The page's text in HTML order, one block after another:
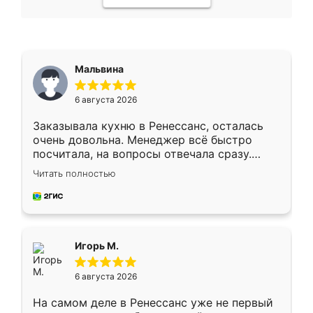
Мальвина
6 августа 2026
Заказывала кухню в Ренессанс, осталась
очень довольна. Менеджер всё быстро
посчитала, на вопросы отвечала сразу.
Замерщик приехал в субботу, подошёл к
делу со всей ответственностью. Собрали
за день, ребята работали аккуратно, даже
Читать полностью
Игорь М.
6 августа 2026
На самом деле в Ренессанс уже не первый